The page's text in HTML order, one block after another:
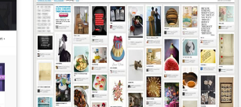
脱正版的困扰，让设计更加简单快捷。